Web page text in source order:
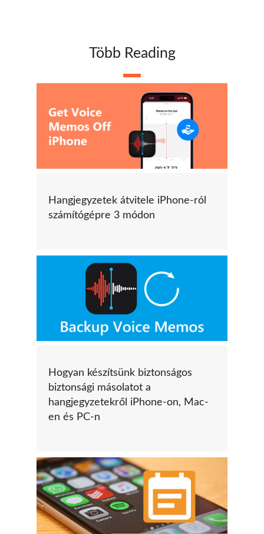
Több Reading
Hangjegyzetek átvitele iPhone-ról
számítógépre 3 módon
Hogyan készítsünk biztonságos
biztonsági másolatot a
hangjegyzetekről iPhone-on, Mac-
en és PC-n